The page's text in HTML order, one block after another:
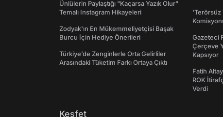
Ünlülerin Paylaştığı "Kaçarsa Yazık Olur"
Temalı Instagram Hikayeleri
Zodyak'ın En Mükemmeliyetçisi Başak
Burcu İçin Hediye Önerileri
Türkiye’de Zenginlerle Orta Gelirliler
Arasındaki Tüketim Farkı Ortaya Çıktı
‘Terörsüz
Gazeteci
Çerçeve
Kapsıyor
Fatih
ROK
Verdi
Keşfet